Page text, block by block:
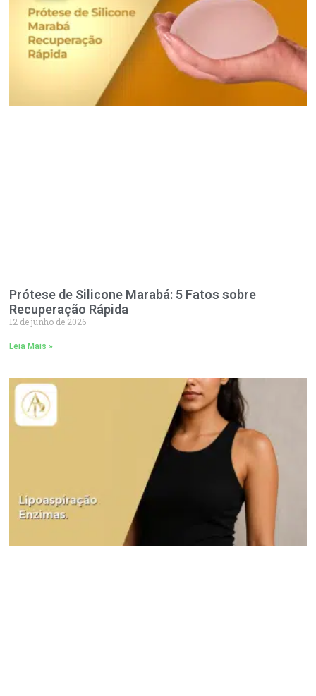
Prótese de Silicone Marabá: 5 Fatos sobre
Recuperação Rápida
12 de junho de 2026
Leia Mais »